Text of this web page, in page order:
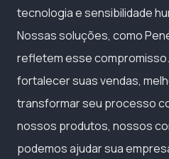
tecnologia e sensibilidade
Nossas soluções, como
refletem esse
fortalecer suas vendas,
transformar seu processo
nossos produtos, nossos
podemos ajudar sua